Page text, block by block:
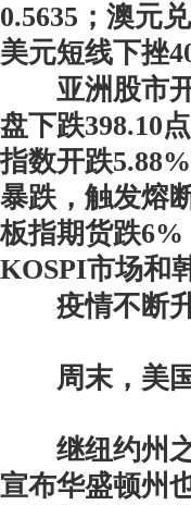
0.5635；澳元
美元短线下
亚洲股市开
盘下跌398.10
指数开跌
暴跌，触发熔
板指期货跌
KOSPI市场
疫情不断升
周末，美国
继纽约州之
宣布华盛顿州